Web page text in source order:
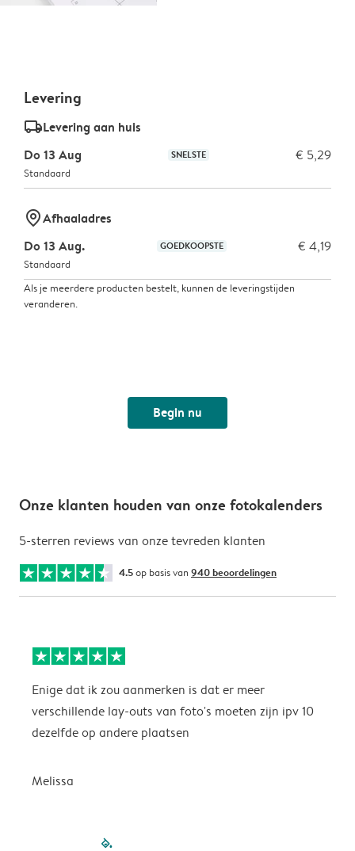
Levering
delivery_standard_v2Levering aan huis
Do 13 Aug
SNELSTE € 5,29
Standaard
marker-pinAfhaaladres
Do 13 Aug.
GOEDKOOPSTE € 4,19
Standaard
Als je meerdere producten bestelt, kunnen de leveringstijden
veranderen.
Begin nu
Onze klanten houden van onze fotokalenders
5-sterren reviews van onze tevreden klanten
4.5op basis van 940 beoordelingen
Enige dat ik zou aanmerken is dat er meer
verschillende lay-outs van foto's moeten zijn ipv 10
dezelfde op andere plaatsen
Melissa
filled-pagination